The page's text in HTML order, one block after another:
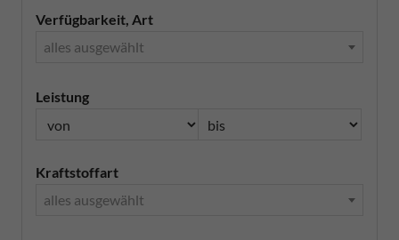
Verfügbarkeit, Art
alles ausgewählt
Leistung
Kraftstoffart
alles ausgewählt